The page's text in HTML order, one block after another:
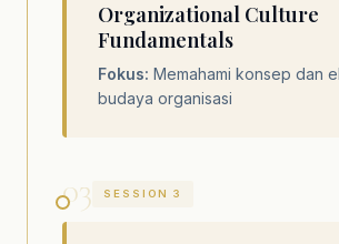
Organizational Culture
Fundamentals
Fokus: Memahami konsep dan
budaya organisasi
03 SESSION 3